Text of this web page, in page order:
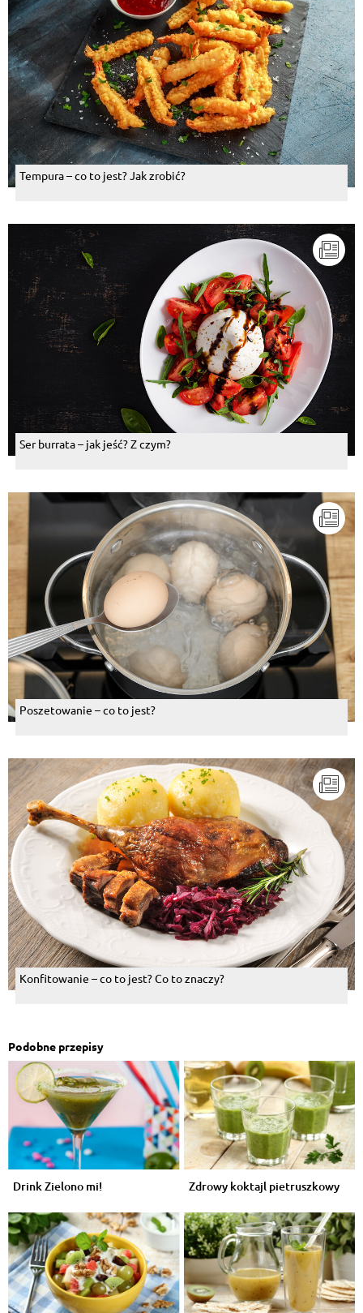
Tempura – co to jest? Jak zrobić?
Ser burrata – jak jeść? Z czym?
Poszetowanie – co to jest?
Konfitowanie – co to jest? Co to znaczy?
Podobne przepisy
Drink Zielono mi! Zdrowy koktajl pietruszkowy